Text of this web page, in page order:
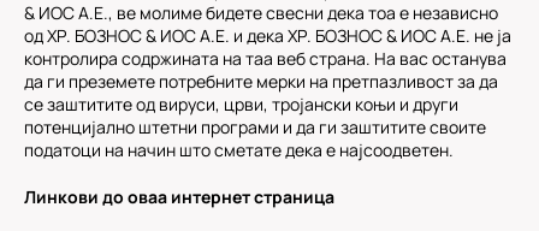
& ИОС А.Е., ве молиме бидете свесни дека тоа е независно
од ХР. БОЗНОС & ИОС А.Е. и дека ХР. БОЗНОС & ИОС А.Е. не ја
контролира содржината на таа веб страна. На вас останува
да ги преземете потребните мерки на претпазливост за да
се заштитите од вируси, црви, тројански коњи и други
потенцијално штетни програми и да ги заштитите своите
податоци на начин што сметате дека е најсоодветен.
Линкови до оваа интернет страница